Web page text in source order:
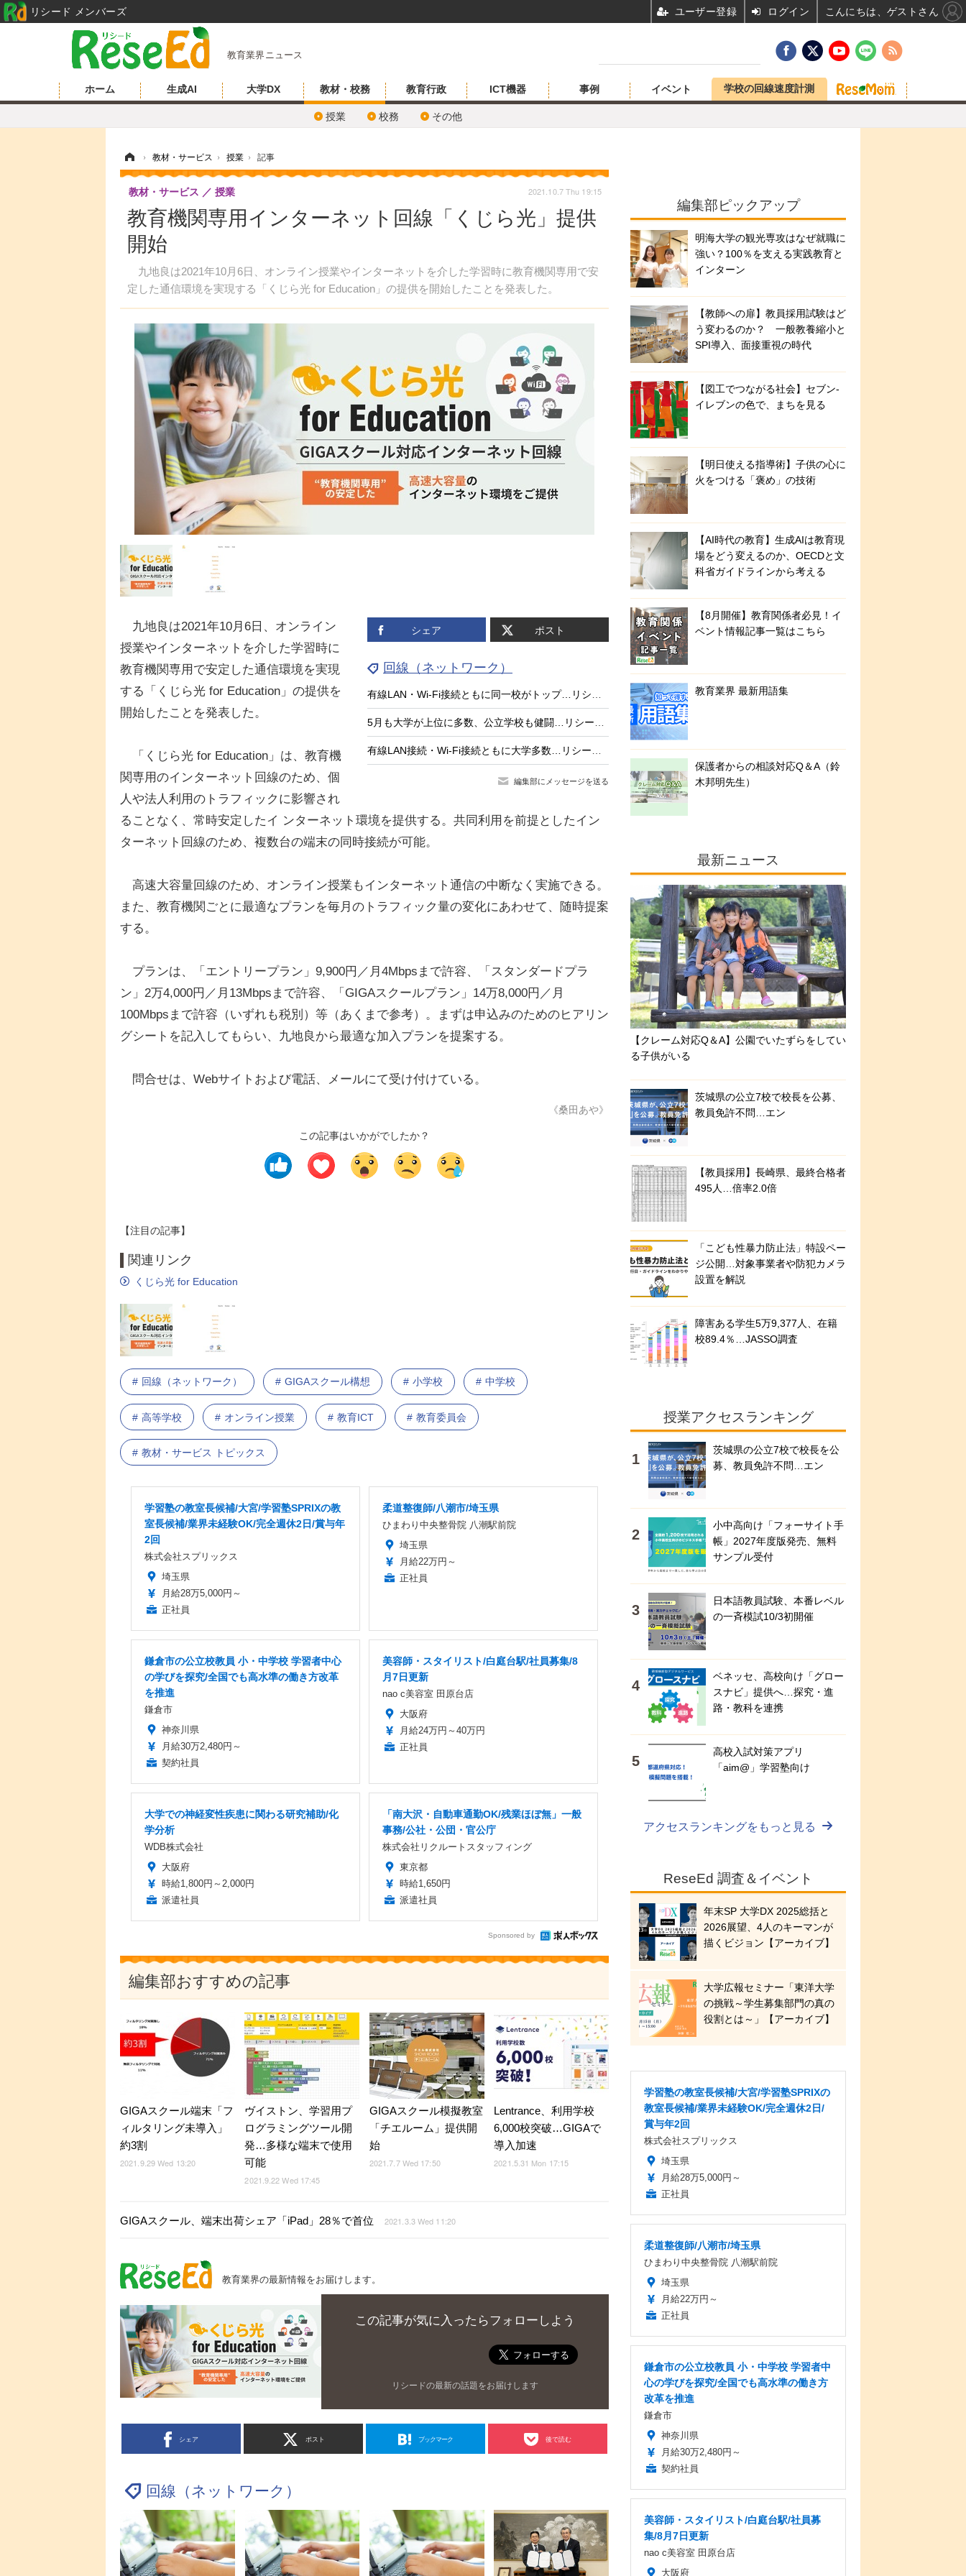
教育業界ニュース
ホーム 生成AI 大学DX 教材・校務
授業 校務 その他
教育行政 ICT機器 事例 イベント 学校の回線速度計測
› 教材・サービス › 授業 › 記事
教育機関専用インターネット回線「くじら光」提供
開始
九地良は2021年10月6日、オンライン授業やインターネットを介した学習時に教育機関専用で安
定した通信環境を実現する「くじら光 for Education」の提供を開始したことを発表した。
教材・サービス 授業 2021.10.7 Thu 19:15
シェア ポスト
回線（ネットワーク）
有線LAN・Wi‑Fi接続ともに同一校がトップ…リシード学校インターネット回線速度計測ランキング（2026年6月）
5月も大学が上位に多数、公立学校も健闘…リシード学校インターネット回線速度計測ランキング（2026年5月）
有線LAN接続・Wi-Fi接続ともに大学多数…リシード学校インターネット回線速度計測ランキング（2026年4月）
編集部にメッセージを送る
九地良は2021年10月6日、オンライン
授業やインターネットを介した学習時に
教育機関専用で安定した通信環境を実現
する「くじら光 for Education」の提供を
開始したことを発表した。
「くじら光 for Education」は、教育機
関専用のインターネット回線のため、個
人や法人利用のトラフィックに影響され
ることなく、常時安定したイ ンターネット環境を提供する。共同利用を前提としたイン
ターネット回線のため、複数台の端末の同時接続が可能。
高速大容量回線のため、オンライン授業もインターネット通信の中断なく実施できる。
また、教育機関ごとに最適なプランを毎月のトラフィック量の変化にあわせて、随時提案
する。
プランは、「エントリープラン」9,900円／月4Mbpsまで許容、「スタンダードプラ
ン」2万4,000円／月13Mbpsまで許容、「GIGAスクールプラン」14万8,000円／月
100Mbpsまで許容（いずれも税別）等（あくまで参考）。まずは申込みのためのヒアリン
グシートを記入してもらい、九地良から最適な加入プランを提案する。
問合せは、Webサイトおよび電話、メールにて受け付けている。
《桑田あや》
この記事はいかがでしたか？
【注目の記事】
関連リンク
くじら光 for Education
回線（ネットワーク） GIGAスクール構想 小学校 中学校
高等学校 オンライン授業 教育ICT 教育委員会
教材・サービス トピックス
学習塾の教室長候補/大宮/学習塾SPRIXの教
室長候補/業界未経験OK/完全週休2日/賞与年
2回
株式会社スプリックス
埼玉県
月給28万5,000円～
正社員
柔道整復師/八潮市/埼玉県
ひまわり中央整骨院 八潮駅前院
埼玉県
月給22万円～
正社員
鎌倉市の公立校教員 小・中学校 学習者中心
の学びを探究/全国でも高水準の働き方改革
を推進
鎌倉市
神奈川県
月給30万2,480円～
契約社員
美容師・スタイリスト/白庭台駅/社員募集/8
月7日更新
nao c美容室 田原台店
大阪府
月給24万円～40万円
正社員
大学での神経変性疾患に関わる研究補助/化
学分析
WDB株式会社
大阪府
時給1,800円～2,000円
派遣社員
「南大沢・自動車通勤OK/残業ほぼ無」一般
事務/公社・公団・官公庁
株式会社リクルートスタッフィング
東京都
時給1,650円
派遣社員
Sponsored by
編集部おすすめの記事
GIGAスクール端末「フ
ィルタリング未導入」
約3割
2021.9.29 Wed 13:20
ヴイストン、学習用プ
ログラミングツール開
発…多様な端末で使用
可能
2021.9.22 Wed 17:45
GIGAスクール模擬教室
「チエルーム」提供開
始
2021.7.7 Wed 17:50
Lentrance、利用学校
6,000校突破…GIGAで
導入加速
2021.5.31 Mon 17:15
GIGAスクール、端末出荷シェア「iPad」28％で首位 2021.3.3 Wed 11:20
教育業界の最新情報をお届けします。
この記事が気に入ったらフォローしよう
リシードの最新の話題をお届けします
シェア ポスト ブックマーク 後で読む
回線（ネットワーク）
編集部ピックアップ
明海大学の観光専攻はなぜ就職に
強い？100％を支える実践教育と
インターン
【教師への扉】教員採用試験はど
う変わるのか？ 一般教養縮小と
SPI導入、面接重視の時代
【図工でつながる社会】セブン‐
イレブンの色で、まちを見る
【明日使える指導術】子供の心に
火をつける「褒め」の技術
【AI時代の教育】生成AIは教育現
場をどう変えるのか、OECDと文
科省ガイドラインから考える
【8月開催】教育関係者必見！イ
ベント情報記事一覧はこちら
教育業界 最新用語集
保護者からの相談対応Q＆A（鈴
木邦明先生）
最新ニュース
【クレーム対応Q＆A】公園でいたずらをしてい
る子供がいる
茨城県の公立7校で校長を公募、
教員免許不問…エン
【教員採用】長崎県、最終合格者
495人…倍率2.0倍
「こども性暴力防止法」特設ペー
ジ公開…対象事業者や防犯カメラ
設置を解説
障害ある学生5万9,377人、在籍
校89.4％…JASSO調査
授業アクセスランキング
茨城県の公立7校で校長を公
募、教員免許不問…エン
小中高向け「フォーサイト手
帳」2027年度版発売、無料
サンプル受付
日本語教員試験、本番レベル
の一斉模試10/3初開催
ベネッセ、高校向け「グロー
スナビ」提供へ…探究・進
路・教科を連携
高校入試対策アプリ
「aim@」学習塾向け
アクセスランキングをもっと見る
ReseEd 調査＆イベント
年末SP 大学DX 2025総括と
2026展望、4人のキーマンが
描くビジョン【アーカイブ】
大学広報セミナー「東洋大学
の挑戦～学生募集部門の真の
役割とは～」【アーカイブ】
学習塾の教室長候補/大宮/学習塾SPRIXの
教室長候補/業界未経験OK/完全週休2日/
賞与年2回
株式会社スプリックス
埼玉県
月給28万5,000円～
正社員
柔道整復師/八潮市/埼玉県
ひまわり中央整骨院 八潮駅前院
埼玉県
月給22万円～
正社員
鎌倉市の公立校教員 小・中学校 学習者中
心の学びを探究/全国でも高水準の働き方
改革を推進
鎌倉市
神奈川県
月給30万2,480円～
契約社員
美容師・スタイリスト/白庭台駅/社員募
集/8月7日更新
nao c美容室 田原台店
大阪府
リシード メンバーズ ユーザー登録 ログイン こんにちは、ゲストさん